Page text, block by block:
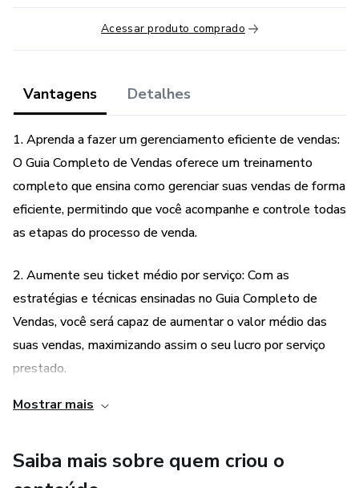
treinamento que montamos, focado em ensinar como as
coisas acontecem por dentro da nossa empresa hoje e que
fizeram nós mudarmos nosso jogo dentro da Estética
Acessar produto comprado
Vantagens Detalhes
1. Aprenda a fazer um gerenciamento eficiente de vendas:
O Guia Completo de Vendas oferece um treinamento
completo que ensina como gerenciar suas vendas de forma
eficiente, permitindo que você acompanhe e controle todas
as etapas do processo de venda.
2. Aumente seu ticket médio por serviço: Com as
estratégias e técnicas ensinadas no Guia Completo de
Vendas, você será capaz de aumentar o valor médio das
suas vendas, maximizando assim o seu lucro por serviço
prestado.
3. Melhore o relacionamento com seus clientes: O Guia
relacionamento com o cliente e ensina como construir e
manter um bom relacionamento, o que resultará em
Mostrar mais
Saiba mais sobre quem criou o